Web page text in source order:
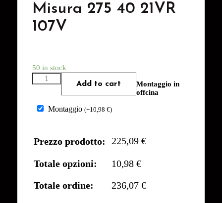
Misura 275 40 21VR
107V
50 in stock
Add to cart
Montaggio in
offcina
Montaggio (+10,98 €)
Prezzo prodotto: 225,09 €
Totale opzioni:
10,98 €
Totale ordine:
236,07 €